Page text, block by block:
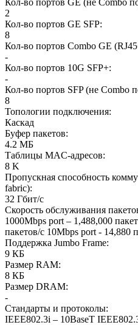
Кол-во портов GE (не Combo
2
Кол-во портов GE SFP:
8
Кол-во портов Combo GE
-
Кол-во портов 10G SFP+:
-
Кол-во портов SFP (не Combo
8
Топологии подключения:
Каскад
Буфер пакетов:
4.2 МБ
Таблицы MAC-адресов:
8 K
Пропускная способность
fabric):
32 Гбит/с
Скорость обслуживания
1000Mbps port – 1,488,000
пакетов/с 10Mbps port - 14,880
Поддержка Jumbo Frame:
9 КБ
Размер RAM:
8 КБ
Размер DRAM:
-
Стандарты и протоколы:
IEEE802.3i – 10BaseT